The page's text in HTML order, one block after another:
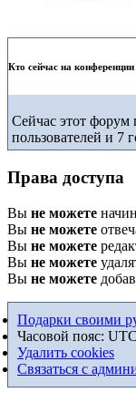
Кто сейчас на конференции
Сейчас этот форум
пользователей и 7
Права доступа
Вы не можете
Вы не можете
Вы не можете
Вы не можете
Вы не можете
Подарки своими
Часовой пояс:
Удалить cookies
Связаться с